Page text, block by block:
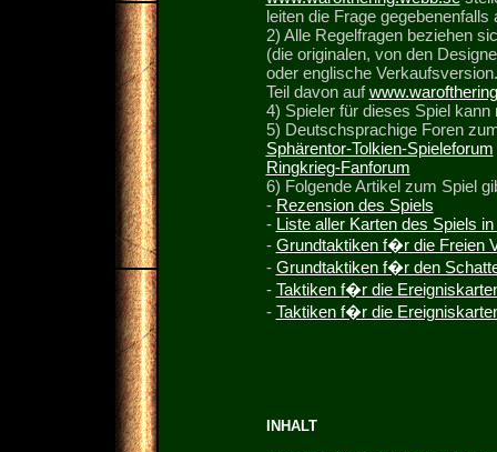
leiten die Frage gegebenenfalls
2) Alle Regelfragen beziehen
(die originalen, von den
oder englische
Teil davon auf
4) Spieler für dieses Spiel
5) Deutschsprachige Foren
Sphärentor-Tolkien-Spieleforum
Ringkrieg-Fanforum
6) Folgende Artikel zum Spiel
- Rezension des Spiels
- Liste aller Karten des Spiels
- Grundtaktiken f�r die Freien
- Grundtaktiken f�r den
- Taktiken f�r die
- Taktiken f�r die
INHALT